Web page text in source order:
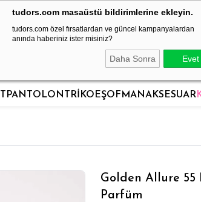
tudors.com masaüstü bildirimlerine ekleyin.
tudors.com özel fırsatlardan ve güncel kampanyalardan
anında haberiniz ister misiniz?
Daha Sonra Evet
KARGO BEDAVA! - HAFTA İÇİ 24 SAATTE KARGODA!
PANTOLON TRİKO EŞOFMANAKSESUAR
Golden Allure 55
Parfüm